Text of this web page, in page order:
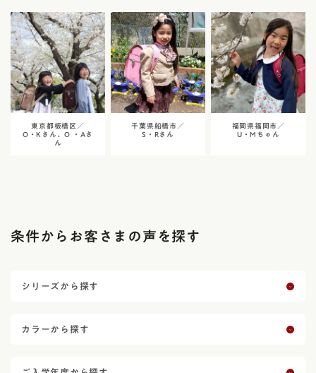
東京都板橋区／
O・Kさん、O ・Aさ
ん
千葉県船橋市／
S・Rさん
福岡県福岡市／
U・Mちゃん
条件からお客さまの声を探す
シリーズから探す
カラーから探す